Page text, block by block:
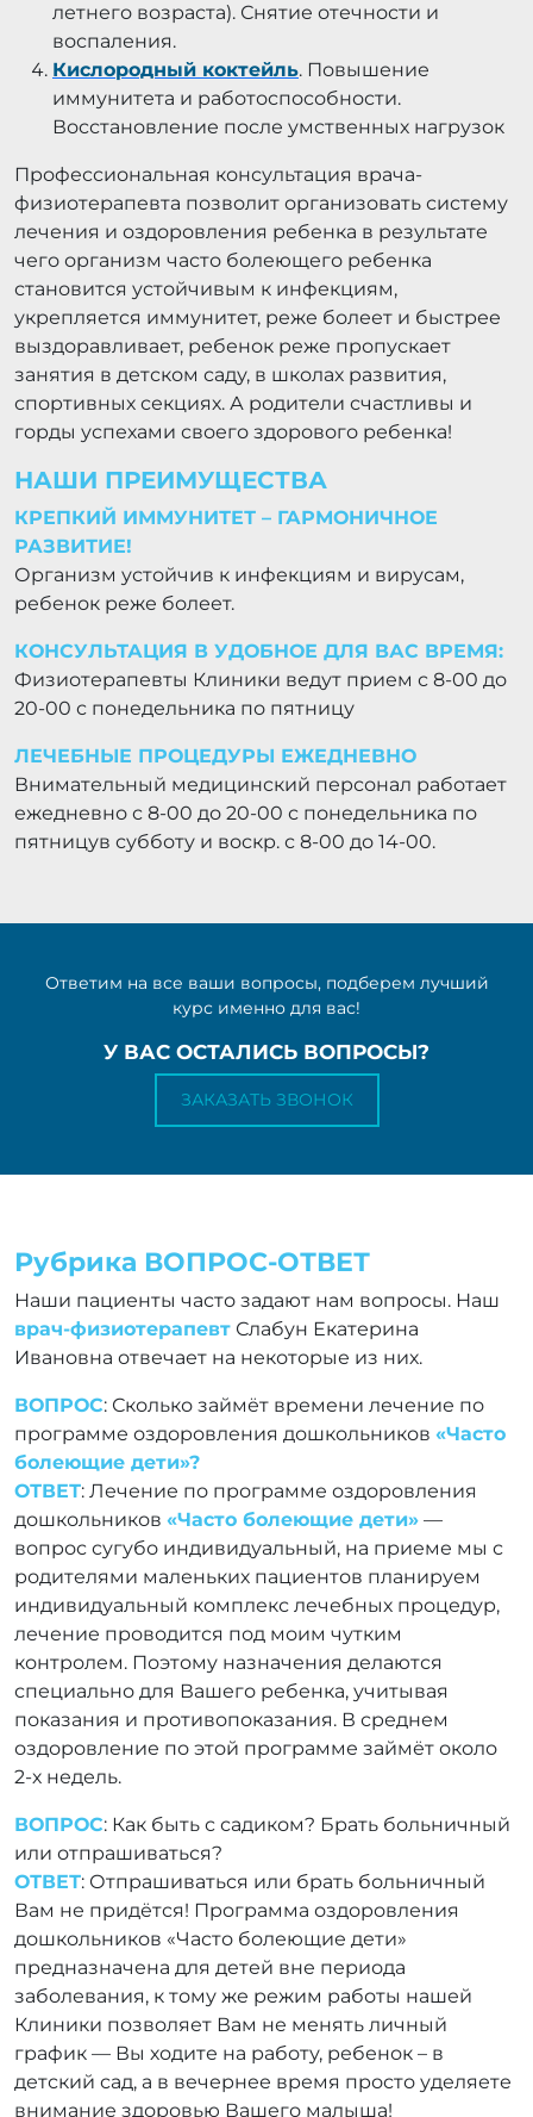
летнего возраста). Снятие отечности и
воспаления.
Кислородный коктейль. Повышение
иммунитета и работоспособности.
Восстановление после умственных нагрузок
Профессиональная консультация врача-
физиотерапевта позволит организовать систему
лечения и оздоровления ребенка в результате
чего организм часто болеющего ребенка
становится устойчивым к инфекциям,
укрепляется иммунитет, реже болеет и быстрее
выздоравливает, ребенок реже пропускает
занятия в детском саду, в школах развития,
спортивных секциях. А родители счастливы и
горды успехами своего здорового ребенка!
НАШИ ПРЕИМУЩЕСТВА
КРЕПКИЙ ИММУНИТЕТ – ГАРМОНИЧНОЕ
РАЗВИТИЕ!
Организм устойчив к инфекциям и вирусам,
ребенок реже болеет.
КОНСУЛЬТАЦИЯ В УДОБНОЕ ДЛЯ ВАС ВРЕМЯ:
Физиотерапевты Клиники ведут прием с 8-00 до
20-00 с понедельника по пятницу
ЛЕЧЕБНЫЕ ПРОЦЕДУРЫ ЕЖЕДНЕВНО
Внимательный медицинский персонал работает
ежедневно с 8-00 до 20-00 с понедельника по
пятницув субботу и воскр. с 8-00 до 14-00.
Ответим на все ваши вопросы, подберем лучший
курс именно для вас!
У ВАС ОСТАЛИСЬ ВОПРОСЫ?
ЗАКАЗАТЬ ЗВОНОК
Рубрика ВОПРОС-ОТВЕТ
Наши пациенты часто задают нам вопросы. Наш
врач-физиотерапевт Слабун Екатерина
Ивановна отвечает на некоторые из них.
ВОПРОС: Сколько займёт времени лечение по
программе оздоровления дошкольников «Часто
болеющие дети»?
ОТВЕТ: Лечение по программе оздоровления
дошкольников «Часто болеющие дети» —
вопрос сугубо индивидуальный, на приеме мы с
родителями маленьких пациентов планируем
индивидуальный комплекс лечебных процедур,
лечение проводится под моим чутким
контролем. Поэтому назначения делаются
специально для Вашего ребенка, учитывая
показания и противопоказания. В среднем
оздоровление по этой программе займёт около
2-х недель.
ВОПРОС: Как быть с садиком? Брать больничный
или отпрашиваться?
ОТВЕТ: Отпрашиваться или брать больничный
Вам не придётся! Программа оздоровления
дошкольников «Часто болеющие дети»
предназначена для детей вне периода
заболевания, к тому же режим работы нашей
Клиники позволяет Вам не менять личный
график — Вы ходите на работу, ребенок – в
детский сад, а в вечернее время просто уделяете
внимание здоровью Вашего малыша!